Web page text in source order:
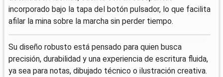
incorporado bajo la tapa del botón pulsador, lo que facilita
afilar la mina sobre la marcha sin perder tiempo.
Su diseño robusto está pensado para quien busca
precisión, durabilidad y una experiencia de escritura fluida,
ya sea para notas, dibujado técnico o ilustración creativa.